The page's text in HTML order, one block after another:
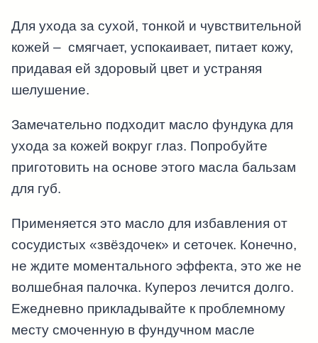
Для ухода за сухой, тонкой и чувствительной
кожей – смягчает, успокаивает, питает кожу,
придавая ей здоровый цвет и устраняя
шелушение.
Замечательно подходит масло фундука для
ухода за кожей вокруг глаз. Попробуйте
приготовить на основе этого масла бальзам
для губ.
Применяется это масло для избавления от
сосудистых «звёздочек» и сеточек. Конечно,
не ждите моментального эффекта, это же не
волшебная палочка. Купероз лечится долго.
Ежедневно прикладывайте к проблемному
месту смоченную в фундучном масле